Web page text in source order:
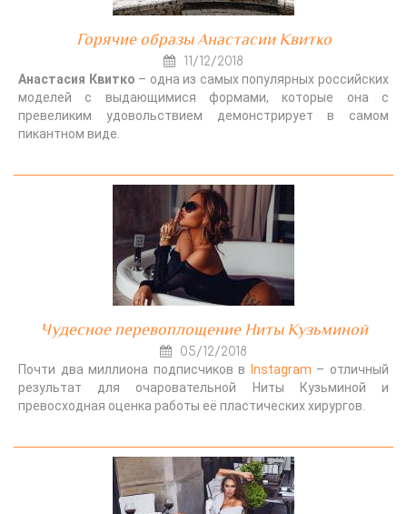
Горячие образы Анастасии Квитко
11/12/2018
Анастасия Квитко – одна из самых популярных российских
моделей с выдающимися формами, которые она с
превеликим удовольствием демонстрирует в самом
пикантном виде.
Чудесное перевоплощение Ниты Кузьминой
05/12/2018
Почти два миллиона подписчиков в Instagram – отличный
результат для очаровательной Ниты Кузьминой и
превосходная оценка работы её пластических хирургов.